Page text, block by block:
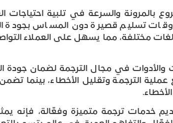
بالمرونة والسرعة في تلبية احتياجات
تسليم قصيرة دون المساس بجودة
مختلفة، مما يسهل على العملاء
في مجال الترجمة لضمان جودة
عملية الترجمة وتقليل الأخطاء، بينما
خدمات ترجمة متميزة وفعّالة، فإنه